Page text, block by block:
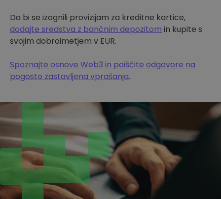
Da bi se izognili provizijam za kreditne kartice,
dodajte sredstva z bančnim depozitom in kupite s
svojim dobroimetjem v EUR.
Spoznajte osnove Web3 in poiščite odgovore na
pogosto zastavljena vprašanja.